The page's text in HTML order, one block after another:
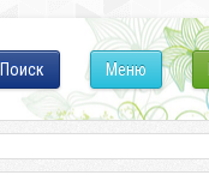
Меню
Поиск